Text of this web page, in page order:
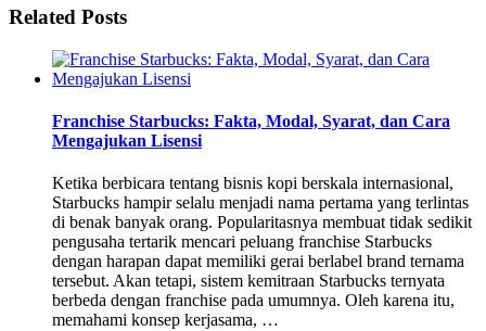
Related Posts
Franchise Starbucks: Fakta, Modal, Syarat, dan Cara
Mengajukan Lisensi
Ketika berbicara tentang bisnis kopi berskala internasional,
Starbucks hampir selalu menjadi nama pertama yang terlintas
di benak banyak orang. Popularitasnya membuat tidak sedikit
pengusaha tertarik mencari peluang franchise Starbucks
dengan harapan dapat memiliki gerai berlabel brand ternama
tersebut. Akan tetapi, sistem kemitraan Starbucks ternyata
berbeda dengan franchise pada umumnya. Oleh karena itu,
memahami konsep kerjasama, …